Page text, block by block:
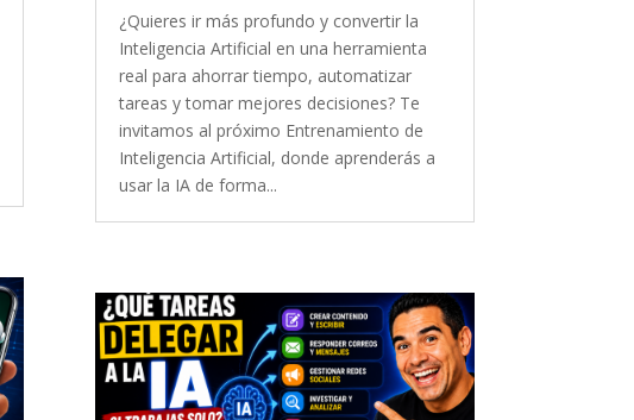
¿Quieres ir más profundo y convertir la
Inteligencia Artificial en una herramienta
real para ahorrar tiempo, automatizar
tareas y tomar mejores decisiones? Te
invitamos al próximo Entrenamiento de
Inteligencia Artificial, donde aprenderás a
usar la IA de forma...